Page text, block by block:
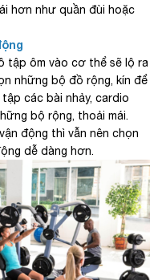
hơn như quần đùi hoặc
tập ôm vào cơ thể sẽ lộ ra
những bộ đồ rộng, kín để
các bài nhảy, cardio
bộ rộng, thoải mái.
động thì vẫn nên chọn
dễ dàng hơn.